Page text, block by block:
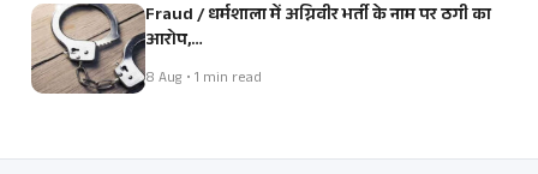
Fraud / धर्मशाला में अग्निवीर भर्ती के नाम पर ठगी का
आरोप,…
8 Aug • 1 min read